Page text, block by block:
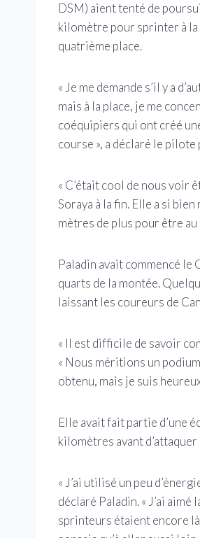
DSM) aient tenté de
kilomètre pour sprinter à la
quatrième place.
« Je me demande s’il y a
mais à la place, je me
coéquipiers qui ont créé
course », a déclaré le
« C’était cool de nous voir
Soraya à la fin. Elle a si
mètres de plus pour être
Paladin avait commencé le
quarts de la montée.
laissant les coureurs de
« Il est difficile de savoir
« Nous méritions un
obtenu, mais je suis
Elle avait fait partie d’une
kilomètres avant
« J’ai utilisé un peu
déclaré Paladin. « J’ai
sprinteurs étaient encore